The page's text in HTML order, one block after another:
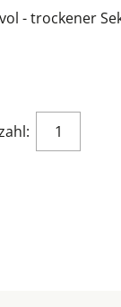
- trockener